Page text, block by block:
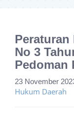
Peraturan
No 3
Pedoman
23 November
Hukum Daerah